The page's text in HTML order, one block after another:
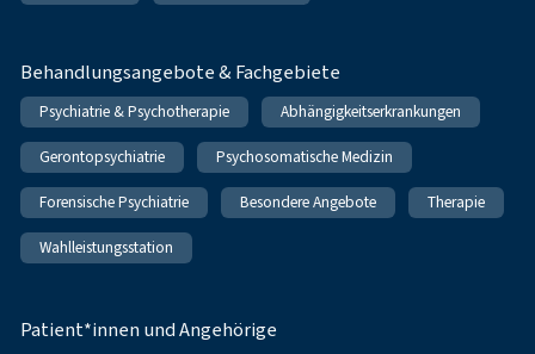
Behandlungsangebote & Fachgebiete
Psychiatrie & Psychotherapie Abhängigkeitserkrankungen
Gerontopsychiatrie Psychosomatische Medizin
Forensische Psychiatrie Besondere Angebote Therapie
Wahlleistungsstation
Patient*innen und Angehörige